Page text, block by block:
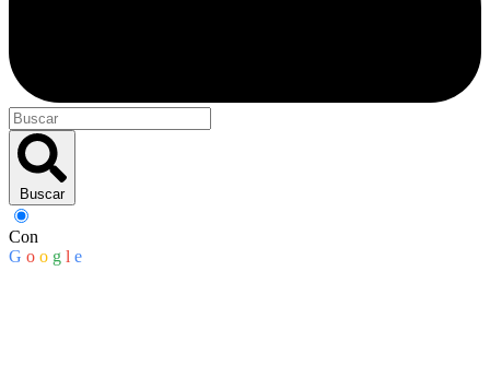
Buscar
Con
G o o g l e